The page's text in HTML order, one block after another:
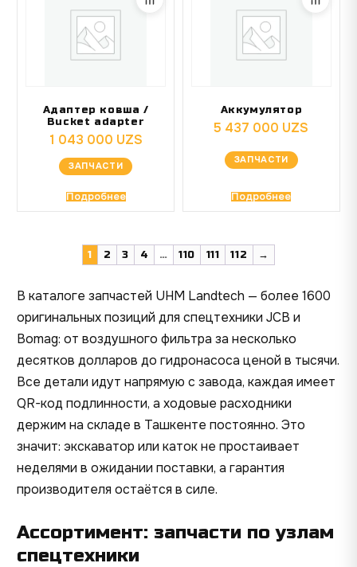
Адаптер ковша /
Bucket adapter
1 043 000 UZS
ЗАПЧАСТИ
Подробнее
Аккумулятор
5 437 000 UZS
ЗАПЧАСТИ
Подробнее
1 2 3 4 … 110 111 112 →
В каталоге запчастей UHM Landtech — более 1600
оригинальных позиций для спецтехники JCB и
Bomag: от воздушного фильтра за несколько
десятков долларов до гидронасоса ценой в тысячи.
Все детали идут напрямую с завода, каждая имеет
QR-код подлинности, а ходовые расходники
держим на складе в Ташкенте постоянно. Это
значит: экскаватор или каток не простаивает
неделями в ожидании поставки, а гарантия
производителя остаётся в силе.
Ассортимент: запчасти по узлам
спецтехники